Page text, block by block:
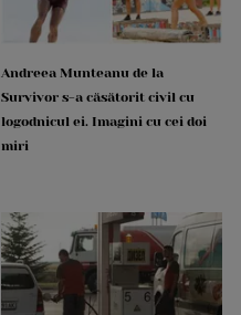
Andreea Munteanu de la
Survivor s-a căsătorit civil cu
logodnicul ei. Imagini cu cei doi
miri